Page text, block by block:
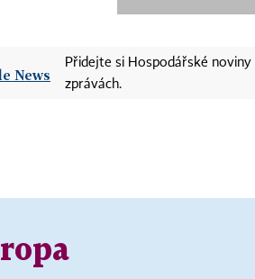
Přidejte si Hospodářské noviny
zprávách.
ropa